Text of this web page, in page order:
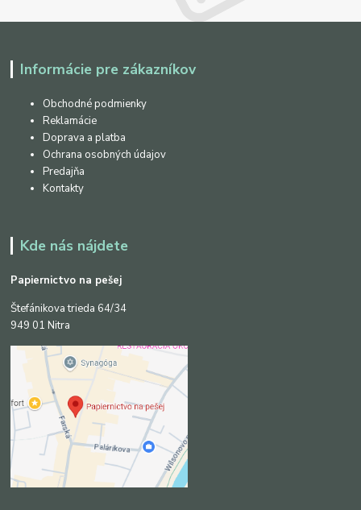
Informácie pre zákazníkov
Obchodné podmienky
Reklamácie
Doprava a platba
Ochrana osobných údajov
Predajňa
Kontakty
Kde nás nájdete
Papiernictvo na pešej
Štefánikova trieda 64/34
949 01 Nitra